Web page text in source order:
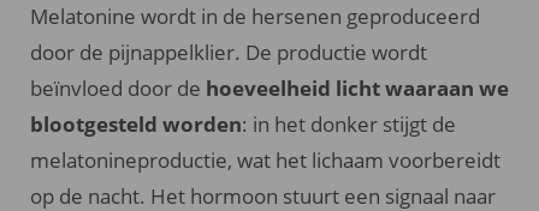
Melatonine wordt in de hersenen geproduceerd
door de pijnappelklier. De productie wordt
beïnvloed door de hoeveelheid licht waaraan we
blootgesteld worden: in het donker stijgt de
melatonineproductie, wat het lichaam voorbereidt
op de nacht. Het hormoon stuurt een signaal naar